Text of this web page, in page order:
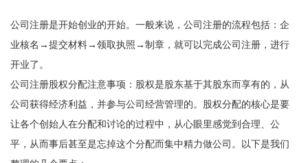
公司注册是开始创业的开始。一般来说，公司注册的流程包括：企
业核名→提交材料→领取执照→制章，就可以完成公司注册，进行
开业了。
公司注册股权分配注意事项：股权是股东基于其股东而享有的，从
公司获得经济利益，并参与公司经营管理的。股权分配的核心是要
让各个创始人在分配和讨论的过程中，从心眼里感觉到合理、公
平，从而事后甚至是忘掉这个分配而集中精力做公司。以下是我们